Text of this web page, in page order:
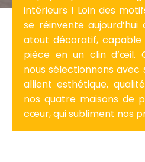
intérieurs ! Loin des
se réinvente
atout décoratif,
pièce en un clin d’œil.
nous sélectionnons avec
allient esthétique,
nos quatre maisons de
cœur, qui subliment nos